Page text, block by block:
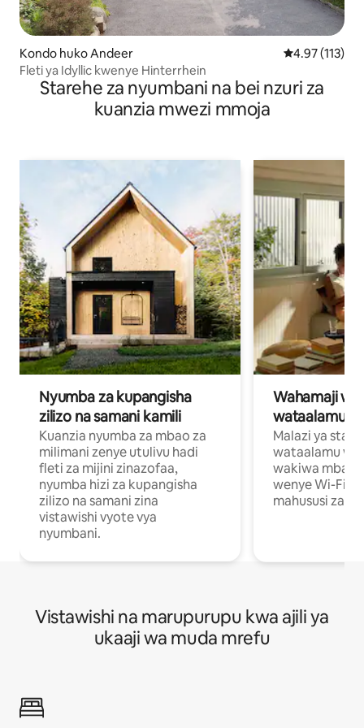
Kondo huko Andeer Ukadiriaji wa
4.97 (113)
Fleti ya Idyllic kwenye Hinterrhein
Starehe za nyumbani na bei nzuri za
kuanzia mwezi mmoja
Nyumba za kupangisha
zilizo na samani kamili
Kuanzia nyumba za mbao za
milimani zenye utulivu hadi
fleti za mijini zinazofaa,
nyumba hizi za kupangisha
zilizo na samani zina
vistawishi vyote vya
nyumbani.
Wahamaji
wataalamu
Malazi ya
wataalamu
wakiwa mbali
wenye Wi-Fi
mahususi za
Vistawishi na marupurupu kwa ajili ya
ukaaji wa muda mrefu